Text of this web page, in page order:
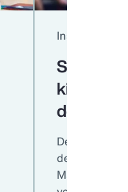
Insights
doen
De
de laatste
Maar wat